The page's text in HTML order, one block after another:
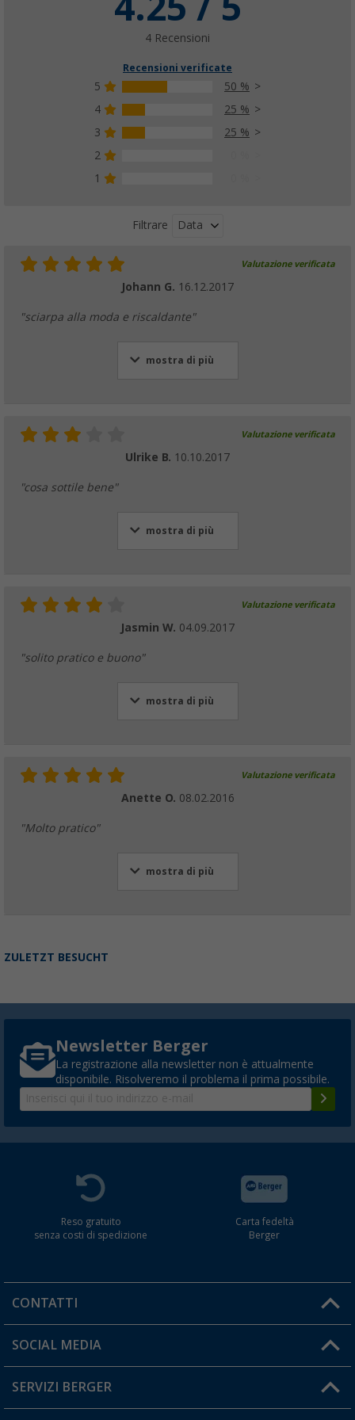
4 Recensioni
Recensioni verificate
5
50 %
4
25 %
3
25 %
2
1
Filtrare Data
Valutazione verificata
Johann G. 16.12.2017
"sciarpa alla moda e riscaldante"
mostra di più
Valutazione verificata
Ulrike B. 10.10.2017
"cosa sottile bene"
mostra di più
Valutazione verificata
Jasmin W. 04.09.2017
"solito pratico e buono"
mostra di più
Valutazione verificata
Anette O. 08.02.2016
"Molto pratico"
mostra di più
ZULETZT BESUCHT
Newsletter Berger
La registrazione alla newsletter non è attualmente
disponibile. Risolveremo il problema il prima possibile.
Reso gratuito
senza costi di spedizione
Carta fedeltà
Berger
CONTATTI
Orari di apertura del servizio:
Hai una domanda?
SOCIAL MEDIA
SERVIZI BERGER